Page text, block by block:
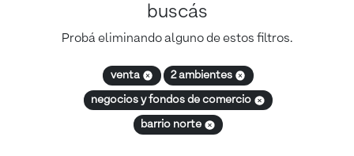
buscás
Probá eliminando alguno de estos filtros.
venta 2 ambientes
negocios y fondos de comercio
barrio norte